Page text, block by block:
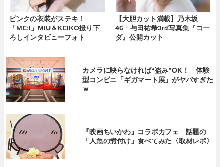
ピンクの衣装がステキ！
「ME:I」MIU＆KEIKO撮り下
ろしインタビューフォト
【大胆カット満載】乃木坂
46・与田祐希3rd写真集『ヨー
ダ』公開カット
カメラに映らなければ“盗み”OK！ 体験
型コンビニ「ギガマート展」がヤバすぎた
ｗ
『映画ちいかわ』コラボカフェ 話題の
「人魚の煮付け」食べてみた〈取材レポ〉